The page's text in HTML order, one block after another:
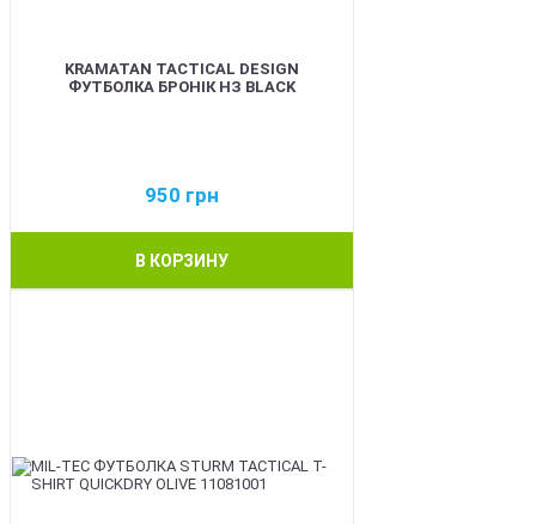
KRAMATAN TACTICAL DESIGN
ФУТБОЛКА БРОНІК НЗ BLACK
950 грн
В КОРЗИНУ